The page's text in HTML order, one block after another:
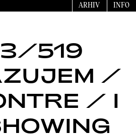
ARHIV INFO
519
/
/ I